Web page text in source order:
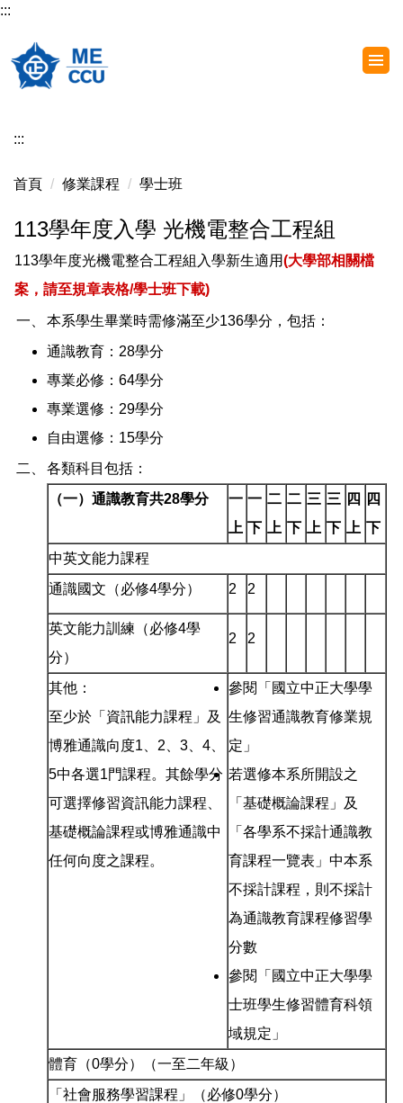
跳
主
要
區
:::
:::
首頁 修業課程 學士班
113學年度入學 光機電整合工程組
113學年度光機電整合工程組入學新生適用(大學部相關檔
案，請至規章表格/學士班下載)
一、
本系學生畢業時需修滿至少136學分，包括：
通識教育：28學分
專業必修：64學分
專業選修：29學分
自由選修：15學分
二、
各類科目包括：
（一）通識教育共28學分
一
上
一
下
二
上
二
下
三
上
三
下
四
上
四
下
中英文能力課程
通識國文（必修4學分）
2 2
英文能力訓練（必修4學
分）
2 2
其他：
至少於「資訊能力課程」及
博雅通識向度1、2、3、4、
5中各選1門課程。其餘學分
可選擇修習資訊能力課程、
基礎概論課程或博雅通識中
任何向度之課程。
參閱「國立中正大學學
生修習通識教育修業規
定」
若選修本系所開設之
「基礎概論課程」及
「各學系不採計通識教
育課程一覽表」中本系
不採計課程，則不採計
為通識教育課程修習學
分數
參閱「國立中正大學學
士班學生修習體育科領
域規定」
體育（0學分）（一至二年級）
「社會服務學習課程」（必修0學分）